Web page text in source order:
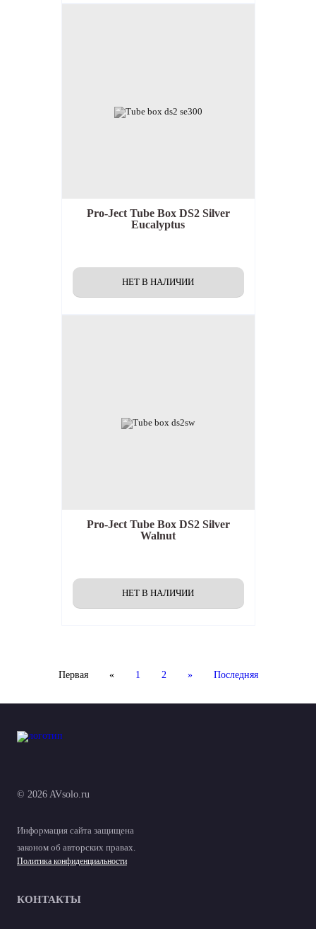
Pro-Ject Tube Box DS2 Silver
Eucalyptus
Pro-Ject Tube Box DS2 Silver
Walnut
Первая « 1 2 » Последняя
© 2026 AVsolo.ru
Информация сайта защищена
законом об авторских правах.
Политика конфиденциальности
КОНТАКТЫ